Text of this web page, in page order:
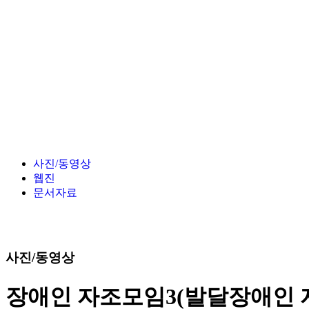
사진/동영상
웹진
문서자료
사진/동영상
장애인 자조모임3(발달장애인